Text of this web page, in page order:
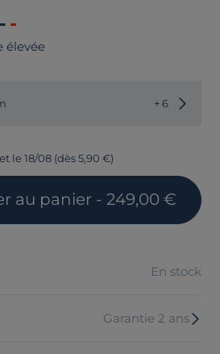
élevée
+ 6 Choisir
le 18/08 (dès 5,90 €)
au panier - 249,00 €
En stock
Garantie 2 ans